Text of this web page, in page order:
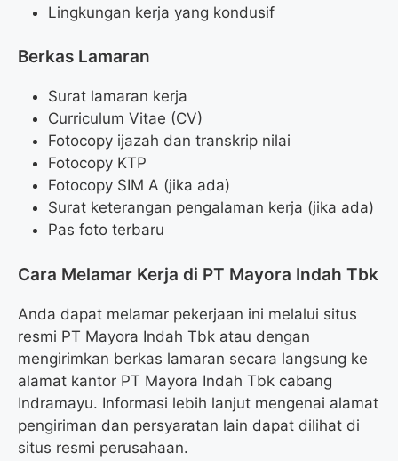
Lingkungan kerja yang kondusif
Berkas Lamaran
Surat lamaran kerja
Curriculum Vitae (CV)
Fotocopy ijazah dan transkrip nilai
Fotocopy KTP
Fotocopy SIM A (jika ada)
Surat keterangan pengalaman kerja (jika ada)
Pas foto terbaru
Cara Melamar Kerja di PT Mayora Indah Tbk
Anda dapat melamar pekerjaan ini melalui situs
resmi PT Mayora Indah Tbk atau dengan
mengirimkan berkas lamaran secara langsung ke
alamat kantor PT Mayora Indah Tbk cabang
Indramayu. Informasi lebih lanjut mengenai alamat
pengiriman dan persyaratan lain dapat dilihat di
situs resmi perusahaan.